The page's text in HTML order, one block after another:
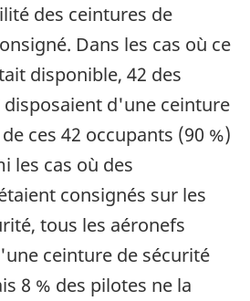
des ceintures de
Dans les cas où ce
disponible, 42 des
disposaient d'une ceinture
ces 42 occupants (90 %)
les cas où des
consignés sur les
tous les aéronefs
ceinture de sécurité
8 % des pilotes ne la